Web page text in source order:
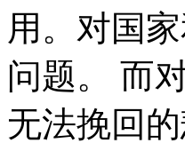
用。对国
问题。 而
无法挽回